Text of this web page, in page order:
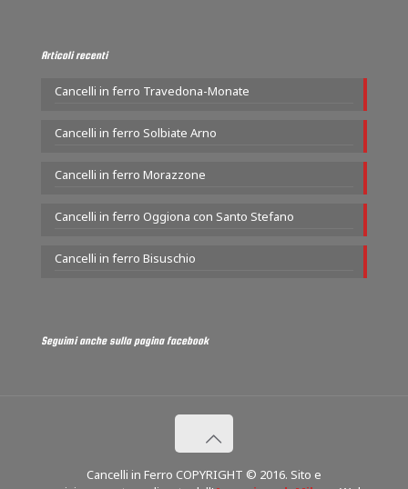
Articoli recenti
Cancelli in ferro Travedona-Monate
Cancelli in ferro Solbiate Arno
Cancelli in ferro Morazzone
Cancelli in ferro Oggiona con Santo Stefano
Cancelli in ferro Bisuschio
Seguimi anche sulla pagina facebook
Cancelli in Ferro COPYRIGHT © 2016. Sito e